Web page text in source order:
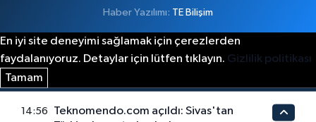
Haber Yazılımı: TE Bilişim
En iyi site deneyimi sağlamak için çerezlerden
faydalanıyoruz. Detaylar için lütfen tıklayın. Gizlilik politikası
Tamam
14:56
Teknomendo.com açıldı: Sivas'tan